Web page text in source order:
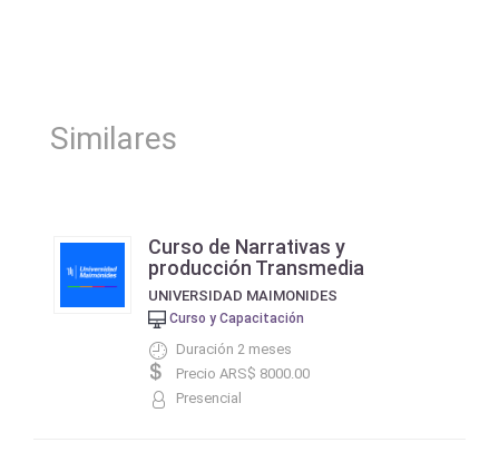
Similares
Curso de Narrativas y
producción Transmedia
UNIVERSIDAD MAIMONIDES
Curso y Capacitación
Duración 2 meses
Precio ARS$ 8000.00
Presencial